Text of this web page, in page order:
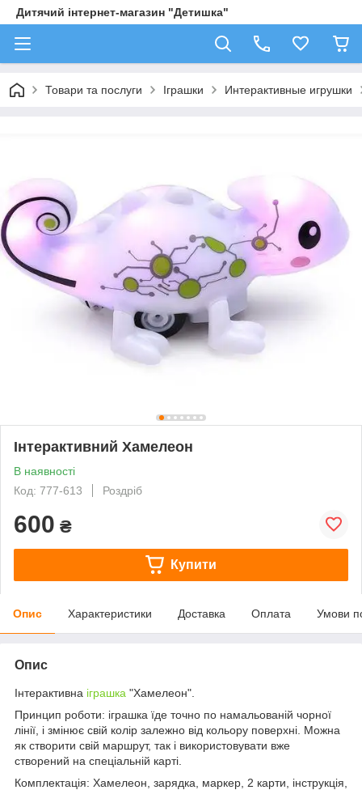
Дитячий інтернет-магазин "Детишка"
Товари та послуги Іграшки Интерактивные игрушки
Інтерактивний Хамелеон
В наявності
Код: 777-613
Роздріб
600 ₴
Купити
Опис Характеристики Доставка Оплата Умови
Опис
Інтерактивна іграшка "Хамелеон".
Принцип роботи: іграшка їде точно по намальованій чорної
лінії, і змінює свій колір залежно від кольору поверхні. Можна
як створити свій маршрут, так і використовувати вже
створений на спеціальній карті.
Комплектація: Хамелеон, зарядка, маркер, 2 карти, інструкція,